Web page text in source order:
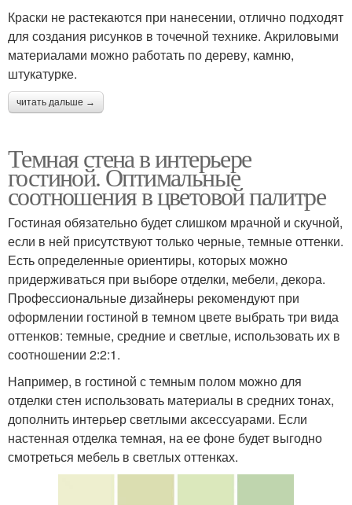
Краски не растекаются при нанесении, отлично подходят
для создания рисунков в точечной технике. Акриловыми
материалами можно работать по дереву, камню,
штукатурке.
читать дальше →
Темная стена в интерьере
гостиной. Оптимальные
соотношения в цветовой палитре
Гостиная обязательно будет слишком мрачной и скучной,
если в ней присутствуют только черные, темные оттенки.
Есть определенные ориентиры, которых можно
придерживаться при выборе отделки, мебели, декора.
Профессиональные дизайнеры рекомендуют при
оформлении гостиной в темном цвете выбрать три вида
оттенков: темные, средние и светлые, использовать их в
соотношении 2:2:1.
Например, в гостиной с темным полом можно для
отделки стен использовать материалы в средних тонах,
дополнить интерьер светлыми аксессуарами. Если
настенная отделка темная, на ее фоне будет выгодно
смотреться мебель в светлых оттенках.